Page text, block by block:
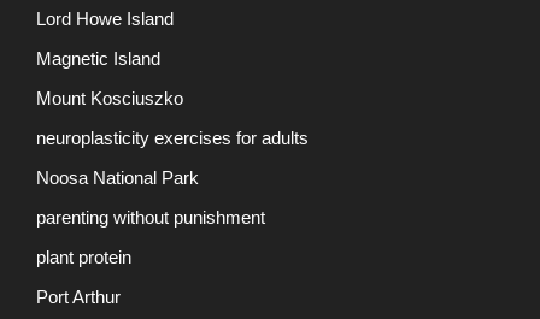
Lord Howe Island
Magnetic Island
Mount Kosciuszko
neuroplasticity exercises for adults
Noosa National Park
parenting without punishment
plant protein
Port Arthur